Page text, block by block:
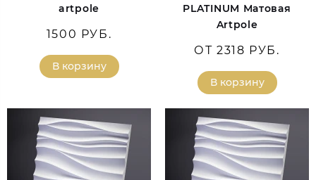
artpole
1500 РУБ.
В корзину
PLATINUM Матовая
Artpole
ОТ 2318 РУБ.
В корзину